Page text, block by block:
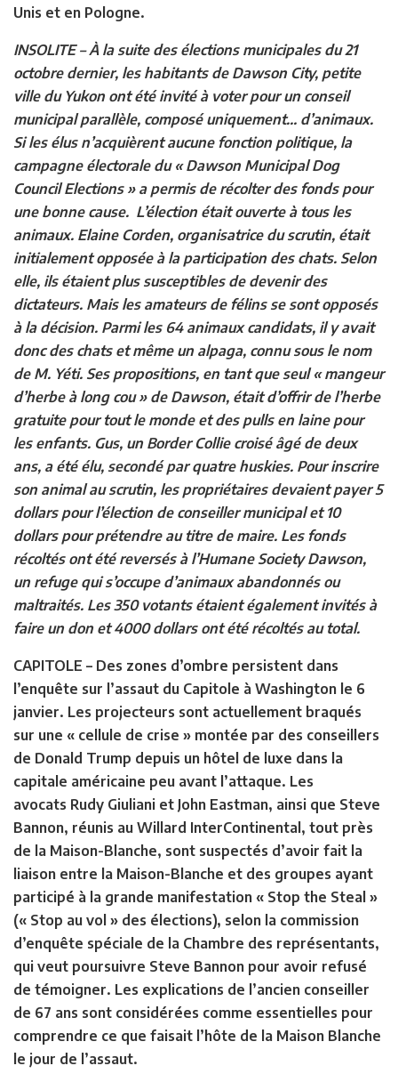
Unis et en Pologne.
INSOLITE– À la suite des élections municipales du 21
octobre dernier, les habitants de Dawson City, petite
ville du Yukon ont été invité à voter pour un conseil
municipal parallèle, composé uniquement… d’animaux.
Si les élus n’acquièrent aucune fonction politique, la
campagne électorale du « Dawson Municipal Dog
Council Elections » a permis de récolter des fonds pour
une bonne cause. L’élection était ouverte à tous les
animaux. Elaine Corden, organisatrice du scrutin, était
initialement opposée à la participation des chats. Selon
elle, ils étaient plus susceptibles de devenir des
dictateurs. Mais les amateurs de félins se sont opposés
à la décision. Parmi les 64 animaux candidats, il y avait
donc des chats et même un alpaga, connu sous le nom
de M. Yéti. Ses propositions, en tant que seul « mangeur
d’herbe à long cou » de Dawson, était d’offrir de l’herbe
gratuite pour tout le monde et des pulls en laine pour
les enfants. Gus, un Border Collie croisé âgé de deux
ans, a été élu, secondé par quatre huskies. Pour inscrire
son animal au scrutin, les propriétaires devaient payer 5
dollars pour l’élection de conseiller municipal et 10
dollars pour prétendre au titre de maire. Les fonds
récoltés ont été reversés à l’Humane Society Dawson,
un refuge qui s’occupe d’animaux abandonnés ou
maltraités. Les 350 votants étaient également invités à
faire un don et 4000 dollars ont été récoltés au total.
CAPITOLE – Des zones d’ombre persistent dans
l’enquête sur l’assaut du Capitole à Washington le 6
janvier. Les projecteurs sont actuellement braqués
sur une « cellule de crise » montée par des conseillers
de Donald Trump depuis un hôtel de luxe dans la
capitale américaine peu avant l’attaque. Les
avocats Rudy Giuliani et John Eastman, ainsi que Steve
Bannon, réunis au Willard InterContinental, tout près
de la Maison-Blanche, sont suspectés d’avoir fait la
liaison entre la Maison-Blanche et des groupes ayant
participé à la grande manifestation « Stop the Steal »
(« Stop au vol » des élections), selon la commission
d’enquête spéciale de la Chambre des représentants,
qui veut poursuivre Steve Bannon pour avoir refusé
de témoigner. Les explications de l’ancien conseiller
de 67 ans sont considérées comme essentielles pour
comprendre ce que faisait l’hôte de la Maison Blanche
le jour de l’assaut.